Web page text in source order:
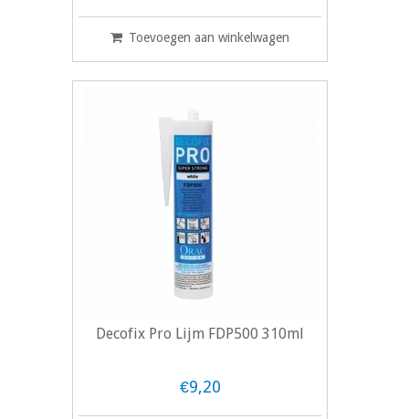
Toevoegen aan winkelwagen
Decofix Pro Lijm FDP500 310ml
€9,20